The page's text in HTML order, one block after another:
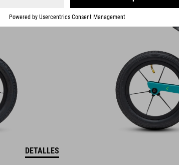
DETALLES